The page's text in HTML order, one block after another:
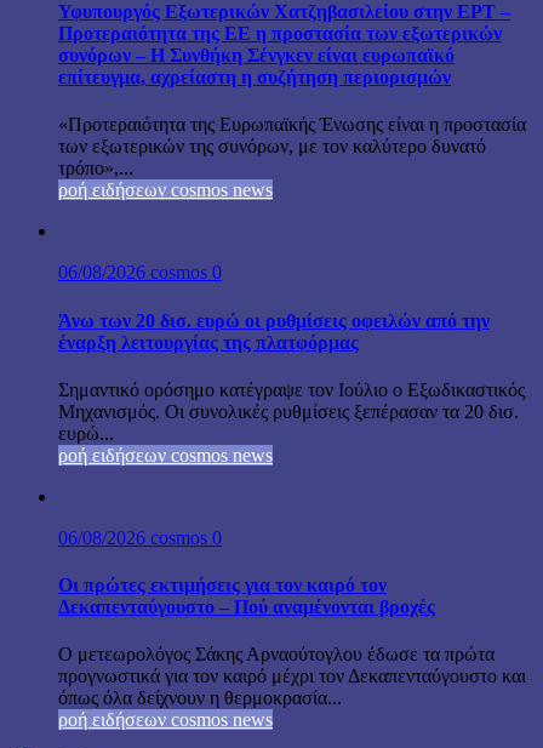
Υφυπουργός Εξωτερικών Χατζηβασιλείου στην ΕΡΤ –
Προτεραιότητα της ΕΕ η προστασία των εξωτερικών
συνόρων – Η Συνθήκη Σένγκεν είναι ευρωπαϊκό
επίτευγμα, αχρείαστη η συζήτηση περιορισμών
«Προτεραιότητα της Ευρωπαϊκής Ένωσης είναι η προστασία
των εξωτερικών της συνόρων, με τον καλύτερο δυνατό
τρόπο»,...
ροή ειδήσεων cosmos news
06/08/2026 cosmos 0
Άνω των 20 δισ. ευρώ οι ρυθμίσεις οφειλών από την
έναρξη λειτουργίας της πλατφόρμας
Σημαντικό ορόσημο κατέγραψε τον Ιούλιο ο Εξωδικαστικός
Μηχανισμός. Οι συνολικές ρυθμίσεις ξεπέρασαν τα 20 δισ.
ευρώ...
ροή ειδήσεων cosmos news
06/08/2026 cosmos 0
Οι πρώτες εκτιμήσεις για τον καιρό τον
Δεκαπενταύγουστο – Πού αναμένονται βροχές
Ο μετεωρολόγος Σάκης Αρναούτογλου έδωσε τα πρώτα
προγνωστικά για τον καιρό μέχρι τον Δεκαπενταύγουστο και
όπως όλα δείχνουν η θερμοκρασία...
ροή ειδήσεων cosmos news